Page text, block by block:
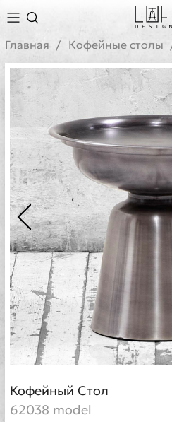
Главная Кофейные столы
Кофейный Стол
62038 model